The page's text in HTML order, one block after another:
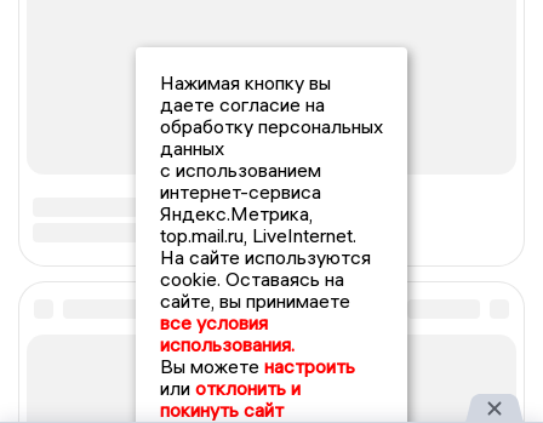
Нажимая кнопку вы
даете согласие на
обработку персональных
данных
с использованием
интернет-сервиса
Яндекс.Метрика,
top.mail.ru, LiveInternet.
На сайте используются
cookie. Оставаясь на
сайте, вы принимаете
все условия
использования.
Вы можете настроить
или отклонить и
покинуть сайт